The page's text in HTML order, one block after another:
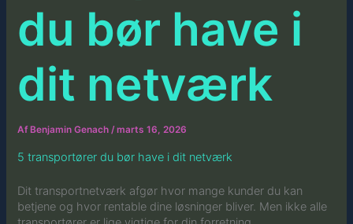
du bør have i
dit netværk
Af Benjamin Genach/marts 16, 2026
5 transportører du bør have i dit netværk
Dit transportnetværk afgør hvor mange kunder du kan
betjene og hvor rentable dine løsninger bliver. Men ikke alle